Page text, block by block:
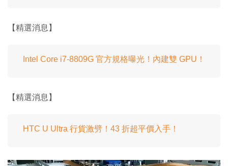
【精選消息】
Intel Core i7-8809G 官方規格曝光！內建雙 GPU！
【精選消息】
HTC U Ultra 行貨激劈！43 折超平價入手！